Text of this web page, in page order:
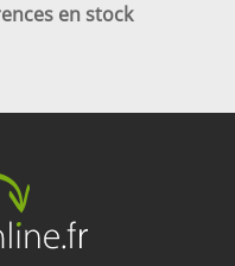
en stock